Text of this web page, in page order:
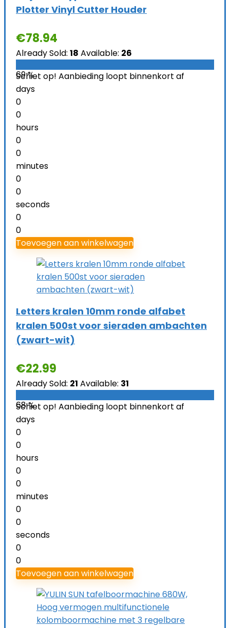
Plotter Vinyl Cutter Houder
€78.94
Already Sold: 18 Available: 26
69 %
Schiet op! Aanbieding loopt binnenkort af
days
0
0
hours
0
0
minutes
0
0
seconds
0
0
Toevoegen aan winkelwagen
Letters kralen 10mm ronde alfabet
kralen 500st voor sieraden ambachten
(zwart-wit)
€22.99
Already Sold: 21 Available: 31
68 %
Schiet op! Aanbieding loopt binnenkort af
days
0
0
hours
0
0
minutes
0
0
seconds
0
0
Toevoegen aan winkelwagen